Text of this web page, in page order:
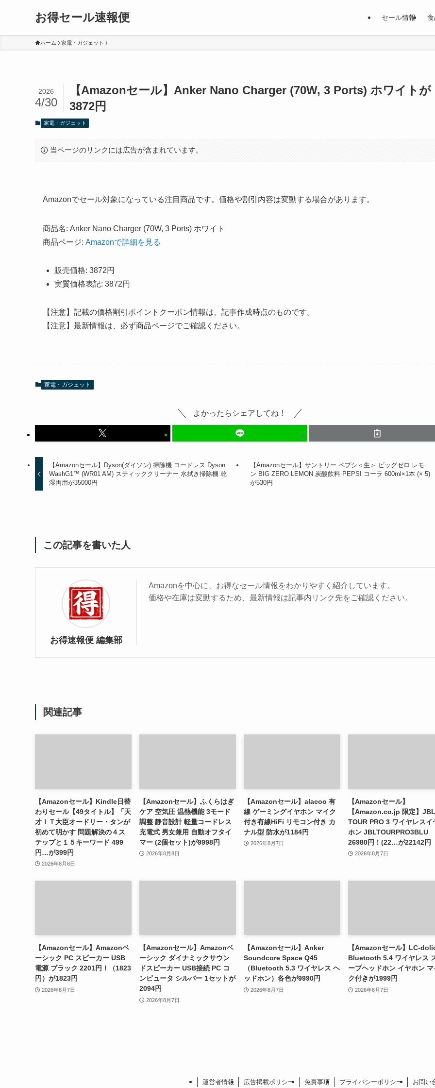
お得セール速報便 セール情報
ホーム 家電・ガジェット
【Amazonセール】Anker Nano Charger (70W, 3 Ports) ホワイトが
3872円
2026
4/30
家電・ガジェット
当ページのリンクには広告が含まれています。
Amazonでセール対象になっている注目商品です。価格や割引内容は変動する場合があります。
商品名: Anker Nano Charger (70W, 3 Ports) ホワイト
商品ページ: Amazonで詳細を見る
販売価格: 3872円
実質価格表記: 3872円
【注意】記載の価格割引ポイントクーポン情報は、記事作成時点のものです。
【注意】最新情報は、必ず商品ページでご確認ください。
家電・ガジェット
よかったらシェアしてね！
【Amazonセール】Dyson(ダイソン) 掃除機 コードレス Dyson
WashG1™ (WR01 AM) スティッククリーナー 水拭き掃除機 乾
湿両用が35000円
【Amazonセール】サントリー ペプシ＜生＞ ビッグゼロ レモ
ン BIG ZERO LEMON 炭酸飲料 PEPSI コーラ 600ml×1本 (× 5)
が530円
この記事を書いた人
お得速報便 編集部
Amazonを中心に、お得なセール情報をわかりやすく紹介しています。
価格や在庫は変動するため、最新情報は記事内リンク先をご確認ください。
関連記事
【Amazonセール】Kindle日替
わりセール【49タイトル】「天
才ＩＴ大臣オードリー・タンが
初めて明かす 問題解決の４ス
テップと１５キーワード 499
円…が399円
2026年8月8日
【Amazonセール】ふくらはぎ
ケア 空気圧 温熱機能 3モード
調整 静音設計 軽量コードレス
充電式 男女兼用 自動オフタイ
マー (2個セット)が9998円
2026年8月8日
【Amazonセール】alacoo 有
線 ゲーミングイヤホン マイク
付き有線HiFi リモコン付き カ
ナル型 防水が1184円
2026年8月7日
【Amazonセール】
【Amazon.co.jp 限定】JBL
TOUR PRO 3 ワイヤレスイ
ホン JBLTOURPRO3BLU
26980円！(22…が22142円
2026年8月7日
【Amazonセール】Amazonベ
ーシック PC スピーカー USB
電源 ブラック 2201円！（1823
円）が1823円
2026年8月7日
【Amazonセール】Amazonベ
ーシック ダイナミックサウン
ドスピーカー USB接続 PC コ
ンピュータ シルバー 1セットが
2094円
2026年8月7日
【Amazonセール】Anker
Soundcore Space Q45
（Bluetooth 5.3 ワイヤレス ヘ
ッドホン）各色が9990円
2026年8月7日
【Amazonセール】LC-
Bluetooth 5.4 ワイヤレス
ープヘッドホン イヤホン マ
ク付きが1999円
2026年8月7日
運営者情報 広告掲載ポリシー 免責事項 プライバシーポリシー お問い